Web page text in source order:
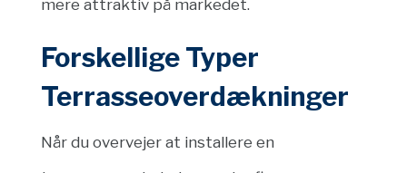
mere attraktiv på markedet.
Forskellige Typer
Terrasseoverdækninger
Når du overvejer at installere en